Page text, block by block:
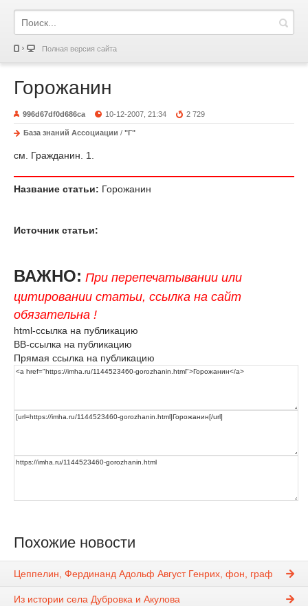
Полная версия сайта
Горожанин
996d67df0d686ca 10-12-2007, 21:34 2 729
База знаний Ассоциации / "Г"
см. Гражданин. 1.
Название статьи: Горожанин
Источник статьи:
ВАЖНО: При перепечатывании или
цитировании статьи, ссылка на сайт
обязательна !
html-ссылка на публикацию
BB-ссылка на публикацию
Прямая ссылка на публикацию
Похожие новости
Цеппелин, Фердинанд Адольф Август Генрих, фон, граф
Из истории села Дубровка и Акулова